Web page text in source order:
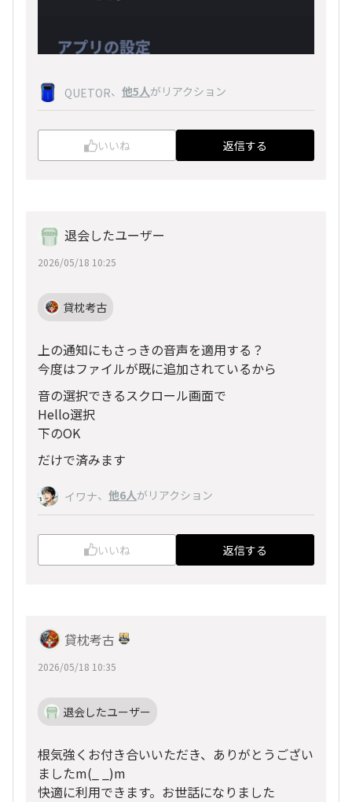
QUETOR、 他5人がリアクション
いいね 返信する
退会したユーザー
2026/05/18 10:25
貸枕考古
上の通知にもさっきの音声を適用する？
今度はファイルが既に追加されているから
音の選択できるスクロール画面で
Hello選択
下のOK
だけで済みます
イワナ、 他6人がリアクション
いいね 返信する
貸枕考古
2026/05/18 10:35
退会したユーザー
根気強くお付き合いいただき、ありがとうござい
ましたm(_ _)m
快適に利用できます。お世話になりました